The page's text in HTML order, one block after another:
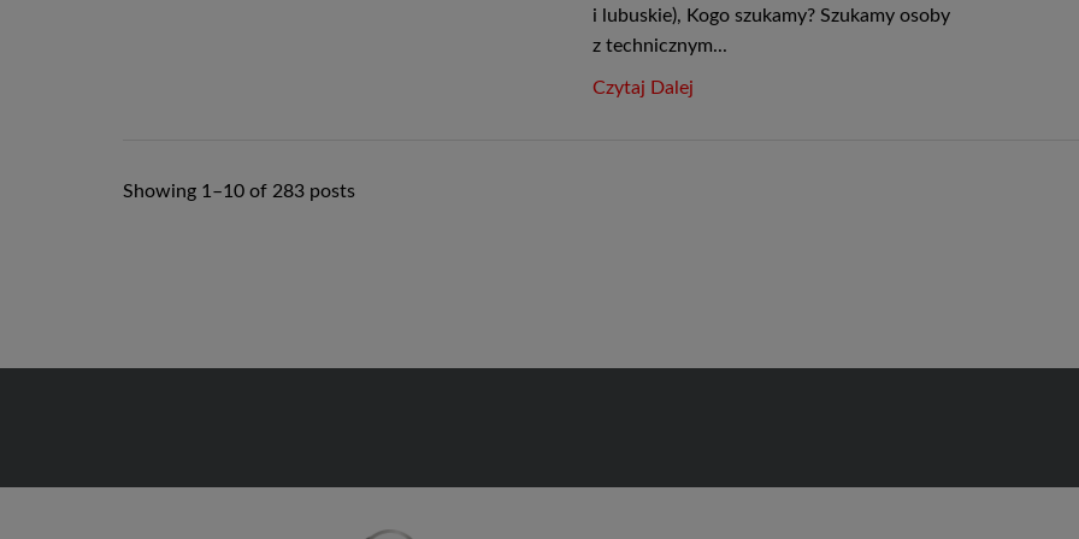
i lubuskie), Kogo szukamy? Szukamy osoby
z technicznym...
Czytaj Dalej
Showing 1–10 of 283 posts